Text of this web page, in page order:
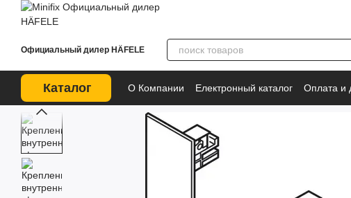
Перейти к основному контенту
Официальный дилер HÄFELE
Каталог О Компании Електронный каталог Оплата и